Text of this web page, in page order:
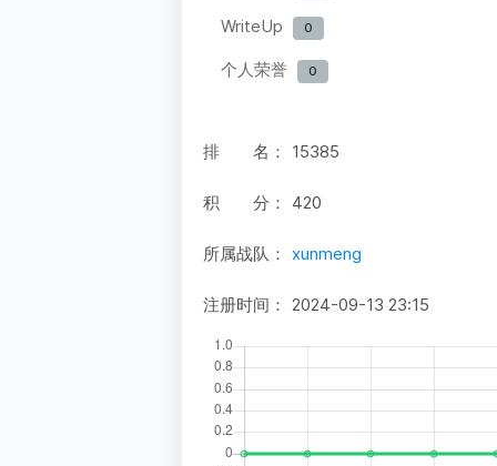
WriteUp 0
个人荣誉 0
排 名： 15385
积 分： 420
所属战队： xunmeng
注册时间： 2024-09-13 23:15